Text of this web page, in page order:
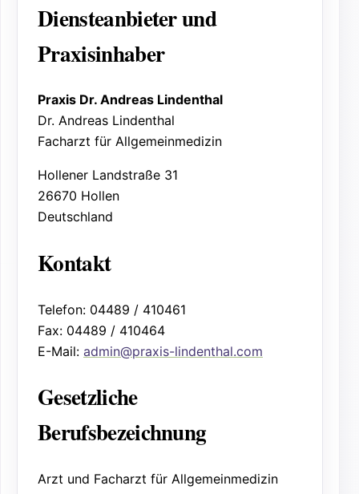
Diensteanbieter und
Praxisinhaber
Praxis Dr. Andreas Lindenthal
Dr. Andreas Lindenthal
Facharzt für Allgemeinmedizin
Hollener Landstraße 31
26670 Hollen
Deutschland
Kontakt
Telefon: 04489 / 410461
Fax: 04489 / 410464
E-Mail: admin@praxis-lindenthal.com
Gesetzliche
Berufsbezeichnung
Arzt und Facharzt für Allgemeinmedizin